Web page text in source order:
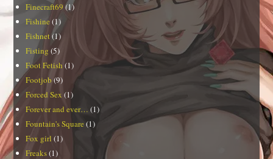
Finecraft69 (1)
Fishine(1)
Fishnet(1)
Fisting (5)
Foot Fetish (1)
Footjob (9)
Forced Sex (1)
Forever and ever… (1)
Fountain's Square(1)
Fox girl (1)
Freaks(1)